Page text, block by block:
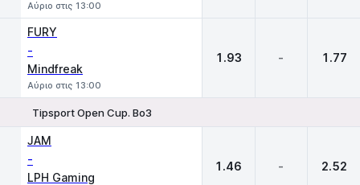
Αύριο στις 13:00
FURY
-
Mindfreak
Αύριο στις 13:00
1.93 - 1.77
Tipsport Open Cup. Bo3
JAM
-
LPH Gaming
1.46 - 2.52